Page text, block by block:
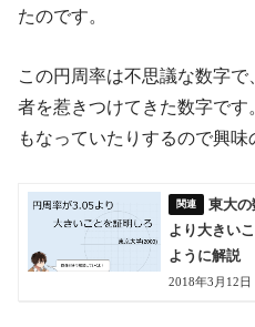
たのです。
この円周率は不思議な数字
者を惹きつけてきた数字で
もなっていたりするので興味
東大
より大きい
ように解説
2018年3月12日